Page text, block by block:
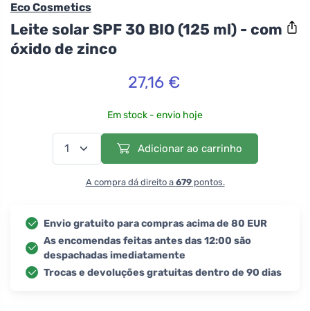
Eco Cosmetics
Leite solar SPF 30 BIO (125 ml) - com
óxido de zinco
27,16 €
Em stock - envio hoje
Adicionar ao carrinho
A compra dá direito a 679pontos.
Envio gratuito para compras acima de 80 EUR
As encomendas feitas antes das 12:00 são
despachadas imediatamente
Trocas e devoluções gratuitas dentro de 90 dias